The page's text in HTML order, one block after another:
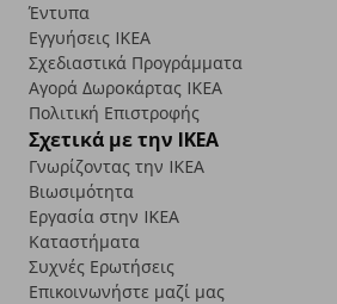
Έντυπα
Εγγυήσεις IKEA
Σχεδιαστικά Προγράμματα
Αγορά Δωρoκάρτας IKEA
Πολιτική Επιστροφής
Σχετικά με την IKEA
Γνωρίζοντας την IKEA
Βιωσιμότητα
Εργασία στην IKEA
Καταστήματα
Συχνές Ερωτήσεις
Επικοινωνήστε μαζί μας